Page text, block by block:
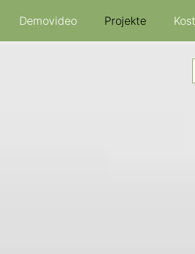
Demovideo Projekte